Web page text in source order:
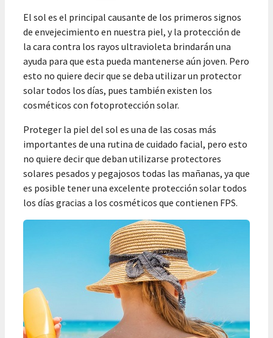
El sol es el principal causante de los primeros signos
de envejecimiento en nuestra piel, y la protección de
la cara contra los rayos ultravioleta brindarán una
ayuda para que esta pueda mantenerse aún joven. Pero
esto no quiere decir que se deba utilizar un protector
solar todos los días, pues también existen los
cosméticos con fotoprotección solar.
Proteger la piel del sol es una de las cosas más
importantes de una rutina de cuidado facial, pero esto
no quiere decir que deban utilizarse protectores
solares pesados y pegajosos todas las mañanas, ya que
es posible tener una excelente protección solar todos
los días gracias a los cosméticos que contienen FPS.